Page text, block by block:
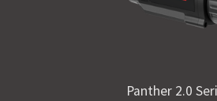
Panther 2.0